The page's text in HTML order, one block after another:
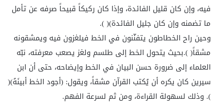
فيه، وإن كان قليل الفائدة، وإذا كان ركيكاً قبيحاً صرفه عن تأمل
ما تضمنه وإن كان جليل الفائدة)( ).
وحين راح الخطاطون يتفنّنون في الخط فيلغزون فيه ويمشقونه
مشقاً( ).بحيث يتحول الخط إلى طلسم ولغز يصعب معرفته، نبّه
العلماء إلى ضرورة حسن البيان في الخط وإيضاحه، حتى أن ابن
سيرين كان يكره أن يُكتب القرآن مشقاً، ويقول: (أجود الخط أبينَهُ)(
). وذلك لسهولة القراءة، ومن ثم لسرعة الفهم.